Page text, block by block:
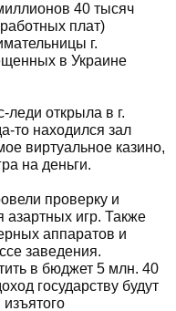
40 тысяч
плат)
г.
в Украине
леди открыла в г.
то находился зал
виртуальное казино,
на деньги.
проверку и
игр. Также
аппаратов и
заведения.
в бюджет 5 млн. 40
государству будут